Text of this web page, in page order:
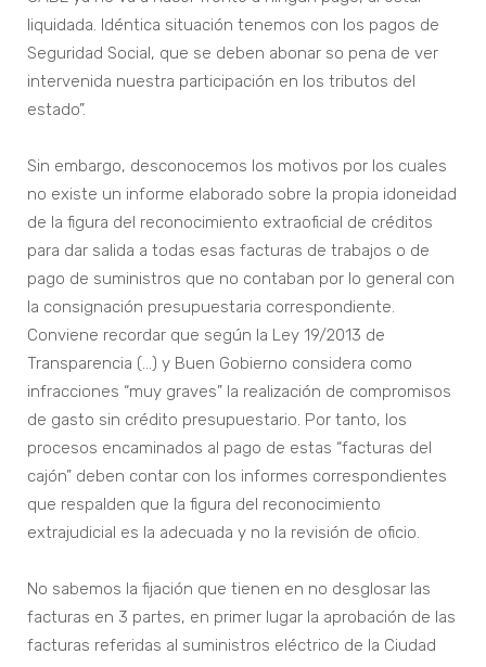
liquidada. Idéntica situación tenemos con los pagos de
Seguridad Social, que se deben abonar so pena de ver
intervenida nuestra participación en los tributos del
estado”.
Sin embargo, desconocemos los motivos por los cuales
no existe un informe elaborado sobre la propia idoneidad
de la figura del reconocimiento extraoficial de créditos
para dar salida a todas esas facturas de trabajos o de
pago de suministros que no contaban por lo general con
la consignación presupuestaria correspondiente.
Conviene recordar que según la Ley 19/2013 de
Transparencia (…) y Buen Gobierno considera como
infracciones “muy graves” la realización de compromisos
de gasto sin crédito presupuestario. Por tanto, los
procesos encaminados al pago de estas “facturas del
cajón” deben contar con los informes correspondientes
que respalden que la figura del reconocimiento
extrajudicial es la adecuada y no la revisión de oficio.
No sabemos la fijación que tienen en no desglosar las
facturas en 3 partes, en primer lugar la aprobación de las
facturas referidas al suministros eléctrico de la Ciudad